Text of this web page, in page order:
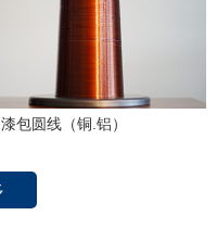
漆包圆线（铜.铝）